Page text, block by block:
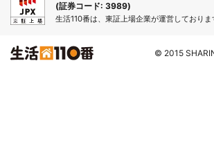
(証券コード: 3989)
生活110番は、東証上場企業が運営しておりま
© 2015